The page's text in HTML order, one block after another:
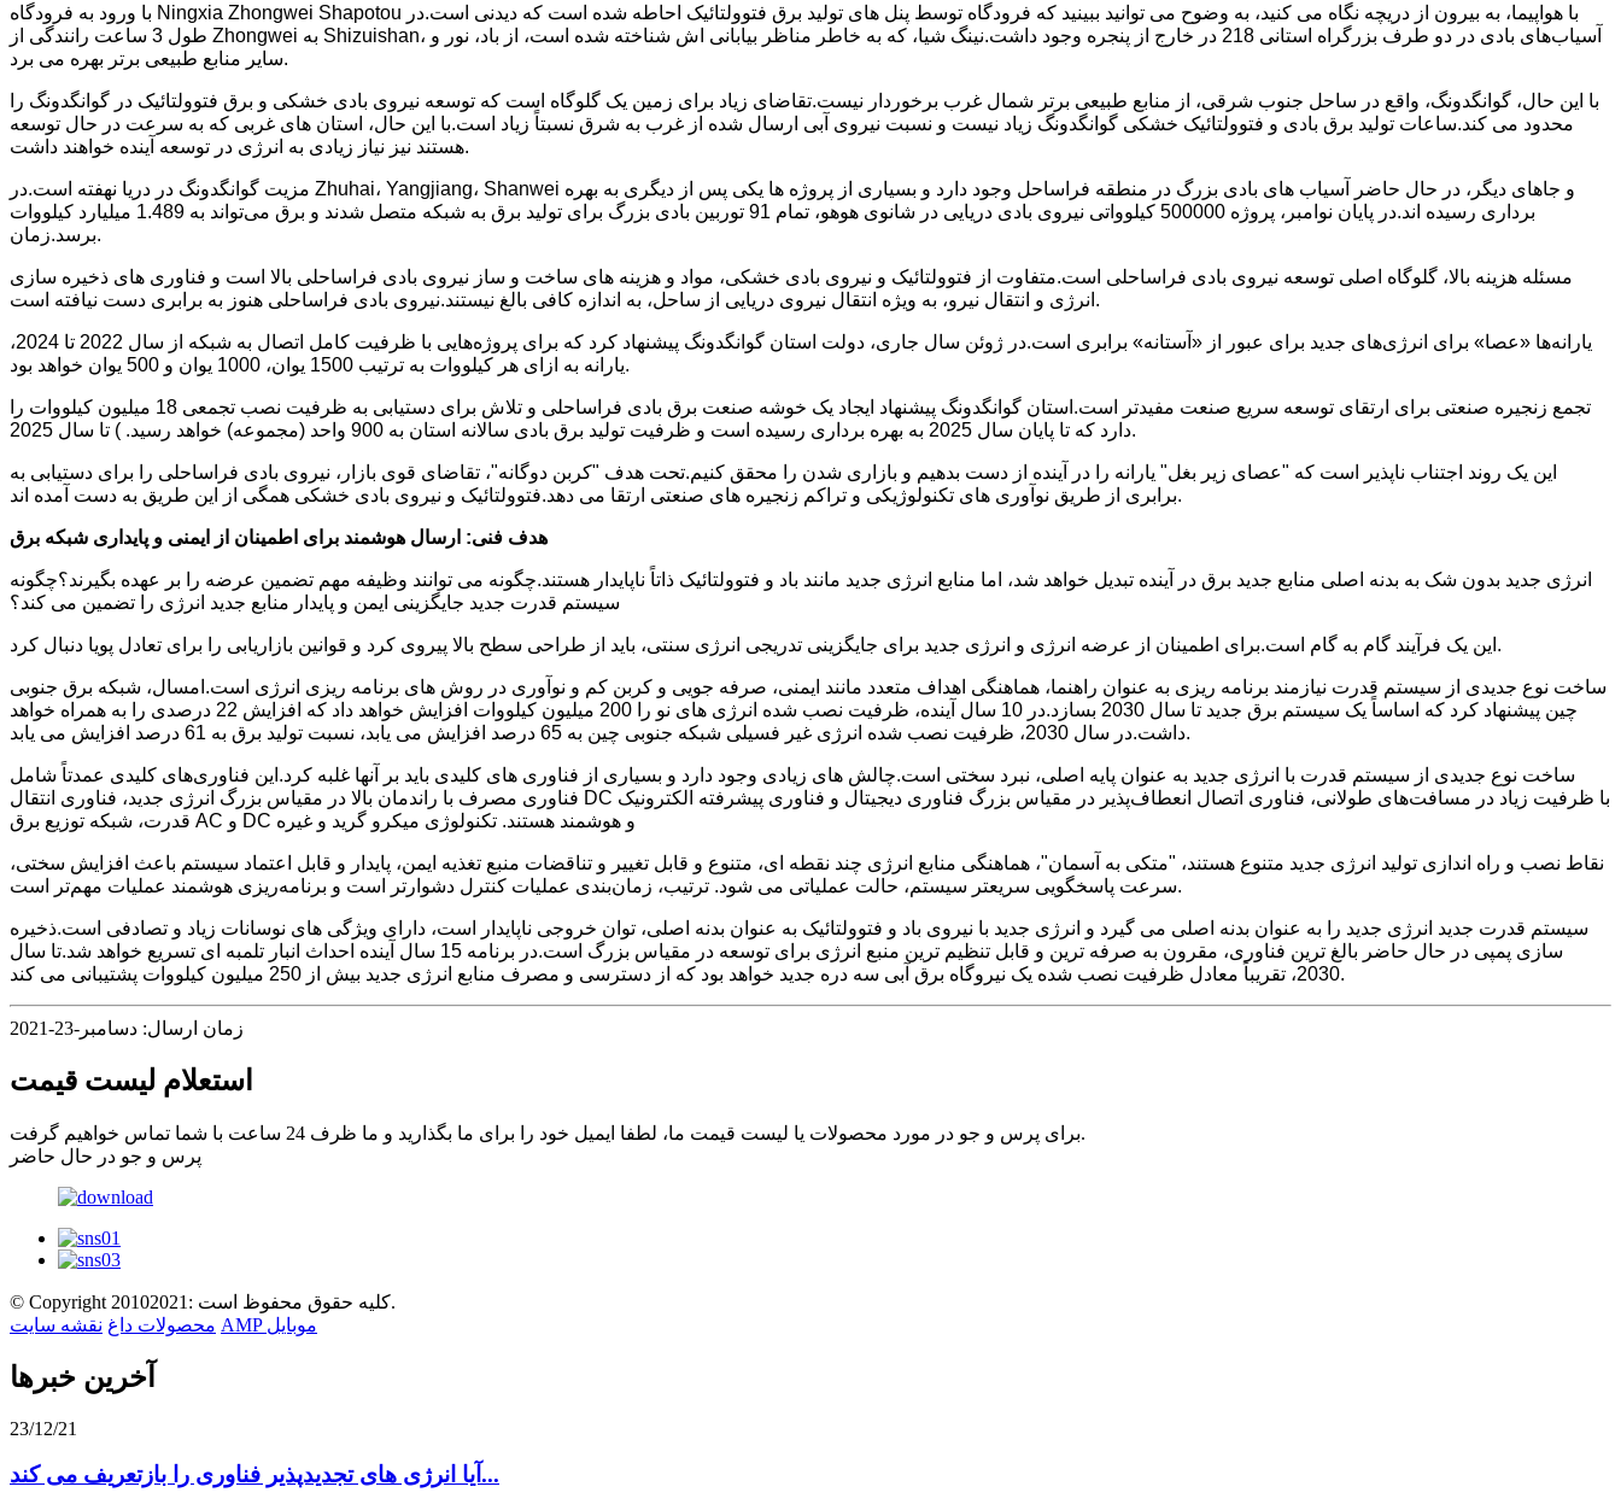
با ورود به فرودگاه Ningxia Zhongwei Shapotou با هواپیما، به بیرون از دریچه نگاه می کنید، به وضوح می توانید ببینید که فرودگاه توسط پنل های تولید برق فتوولتائیک احاطه شده است که دیدنی است.در
طول 3 ساعت رانندگی از Zhongwei به Shizuishan، آسیاب‌های بادی در دو طرف بزرگراه استانی 218 در خارج از پنجره وجود داشت.نینگ شیا، که به خاطر مناظر بیابانی اش شناخته شده است، از باد، نور و
سایر منابع طبیعی برتر بهره می برد.
با این حال، گوانگدونگ، واقع در ساحل جنوب شرقی، از منابع طبیعی برتر شمال غرب برخوردار نیست.تقاضای زیاد برای زمین یک گلوگاه است که توسعه نیروی بادی خشکی و برق فتوولتائیک در گوانگدونگ را
محدود می کند.ساعات تولید برق بادی و فتوولتائیک خشکی گوانگدونگ زیاد نیست و نسبت نیروی آبی ارسال شده از غرب به شرق نسبتاً زیاد است.با این حال، استان های غربی که به سرعت در حال توسعه
هستند نیز نیاز زیادی به انرژی در توسعه آینده خواهند داشت.
مزیت گوانگدونگ در دریا نهفته است.در Zhuhai، Yangjiang، Shanwei و جاهای دیگر، در حال حاضر آسیاب های بادی بزرگ در منطقه فراساحل وجود دارد و بسیاری از پروژه ها یکی پس از دیگری به بهره
برداری رسیده اند.در پایان نوامبر، پروژه 500000 کیلوواتی نیروی بادی دریایی در شانوی هوهو، تمام 91 توربین بادی بزرگ برای تولید برق به شبکه متصل شدند و برق می‌تواند به 1.489 میلیارد کیلووات
برسد.زمان.
مسئله هزینه بالا، گلوگاه اصلی توسعه نیروی بادی فراساحلی است.متفاوت از فتوولتائیک و نیروی بادی خشکی، مواد و هزینه های ساخت و ساز نیروی بادی فراساحلی بالا است و فناوری های ذخیره سازی
انرژی و انتقال نیرو، به ویژه انتقال نیروی دریایی از ساحل، به اندازه کافی بالغ نیستند.نیروی بادی فراساحلی هنوز به برابری دست نیافته است.
یارانه‌ها «عصا» برای انرژی‌های جدید برای عبور از «آستانه» برابری است.در ژوئن سال جاری، دولت استان گوانگدونگ پیشنهاد کرد که برای پروژه‌هایی با ظرفیت کامل اتصال به شبکه از سال 2022 تا 2024،
یارانه به ازای هر کیلووات به ترتیب 1500 یوان، 1000 یوان و 500 یوان خواهد بود.
تجمع زنجیره صنعتی برای ارتقای توسعه سریع صنعت مفیدتر است.استان گوانگدونگ پیشنهاد ایجاد یک خوشه صنعت برق بادی فراساحلی و تلاش برای دستیابی به ظرفیت نصب تجمعی 18 میلیون کیلووات را
دارد که تا پایان سال 2025 به بهره برداری رسیده است و ظرفیت تولید برق بادی سالانه استان به 900 واحد (مجموعه) خواهد رسید. ) تا سال 2025.
این یک روند اجتناب ناپذیر است که "عصای زیر بغل" یارانه را در آینده از دست بدهیم و بازاری شدن را محقق کنیم.تحت هدف "کربن دوگانه"، تقاضای قوی بازار، نیروی بادی فراساحلی را برای دستیابی به
برابری از طریق نوآوری های تکنولوژیکی و تراکم زنجیره های صنعتی ارتقا می دهد.فتوولتائیک و نیروی بادی خشکی همگی از این طریق به دست آمده اند.
هدف فنی: ارسال هوشمند برای اطمینان از ایمنی و پایداری شبکه برق
انرژی جدید بدون شک به بدنه اصلی منابع جدید برق در آینده تبدیل خواهد شد، اما منابع انرژی جدید مانند باد و فتوولتائیک ذاتاً ناپایدار هستند.چگونه می توانند وظیفه مهم تضمین عرضه را بر عهده بگیرند؟چگونه
سیستم قدرت جدید جایگزینی ایمن و پایدار منابع جدید انرژی را تضمین می کند؟
این یک فرآیند گام به گام است.برای اطمینان از عرضه انرژی و انرژی جدید برای جایگزینی تدریجی انرژی سنتی، باید از طراحی سطح بالا پیروی کرد و قوانین بازاریابی را برای تعادل پویا دنبال کرد.
ساخت نوع جدیدی از سیستم قدرت نیازمند برنامه ریزی به عنوان راهنما، هماهنگی اهداف متعدد مانند ایمنی، صرفه جویی و کربن کم و نوآوری در روش های برنامه ریزی انرژی است.امسال، شبکه برق جنوبی
چین پیشنهاد کرد که اساساً یک سیستم برق جدید تا سال 2030 بسازد.در 10 سال آینده، ظرفیت نصب شده انرژی های نو را 200 میلیون کیلووات افزایش خواهد داد که افزایش 22 درصدی را به همراه خواهد
داشت.در سال 2030، ظرفیت نصب شده انرژی غیر فسیلی شبکه جنوبی چین به 65 درصد افزایش می یابد، نسبت تولید برق به 61 درصد افزایش می یابد.
ساخت نوع جدیدی از سیستم قدرت با انرژی جدید به عنوان پایه اصلی، نبرد سختی است.چالش های زیادی وجود دارد و بسیاری از فناوری های کلیدی باید بر آنها غلبه کرد.این فناوری‌های کلیدی عمدتاً شامل
فناوری مصرف با راندمان بالا در مقیاس بزرگ انرژی جدید، فناوری انتقال DC با ظرفیت زیاد در مسافت‌های طولانی، فناوری اتصال انعطاف‌پذیر در مقیاس بزرگ فناوری دیجیتال و فناوری پیشرفته الکترونیک
قدرت، شبکه توزیع برق AC و DC و هوشمند هستند. تکنولوژی میکرو گرید و غیره
نقاط نصب و راه اندازی تولید انرژی جدید متنوع هستند، "متکی به آسمان"، هماهنگی منابع انرژی چند نقطه ای، متنوع و قابل تغییر و تناقضات منبع تغذیه ایمن، پایدار و قابل اعتماد سیستم باعث افزایش سختی،
سرعت پاسخگویی سریعتر سیستم، حالت عملیاتی می شود. ترتیب، زمان‌بندی عملیات کنترل دشوارتر است و برنامه‌ریزی هوشمند عملیات مهم‌تر است.
سیستم قدرت جدید انرژی جدید را به عنوان بدنه اصلی می گیرد و انرژی جدید با نیروی باد و فتوولتائیک به عنوان بدنه اصلی، توان خروجی ناپایدار است، دارای ویژگی های نوسانات زیاد و تصادفی است.ذخیره
سازی پمپی در حال حاضر بالغ ترین فناوری، مقرون به صرفه ترین و قابل تنظیم ترین منبع انرژی برای توسعه در مقیاس بزرگ است.در برنامه 15 سال آینده احداث انبار تلمبه ای تسریع خواهد شد.تا سال
2030، تقریباً معادل ظرفیت نصب شده یک نیروگاه برق آبی سه دره جدید خواهد بود که از دسترسی و مصرف منابع انرژی جدید بیش از 250 میلیون کیلووات پشتیبانی می کند.
زمان ارسال: دسامبر-23-2021
استعلام لیست قیمت
برای پرس و جو در مورد محصولات یا لیست قیمت ما، لطفا ایمیل خود را برای ما بگذارید و ما ظرف 24 ساعت با شما تماس خواهیم گرفت.
پرس و جو در حال حاضر
© Copyright 20102021: کلیه حقوق محفوظ است.
محصولات داغ نقشه سایت AMP موبایل
آخرین خبرها
23/12/21
آیا انرژی های تجدیدپذیر فناوری را بازتعریف می کند...